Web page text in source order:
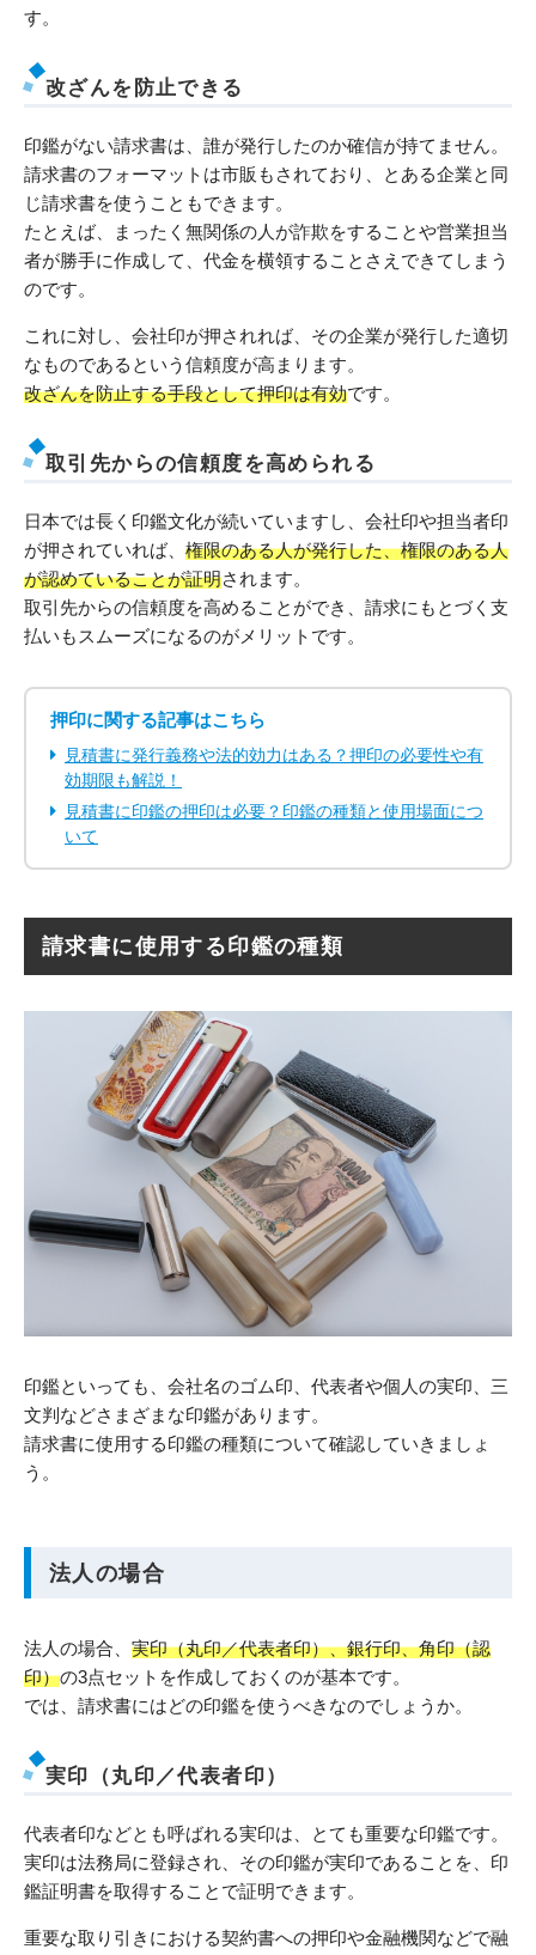
す。
改ざんを防止できる
印鑑がない請求書は、誰が発行したのか確信が持てません。
請求書のフォーマットは市販もされており、とある企業と同
じ請求書を使うこともできます。
たとえば、まったく無関係の人が詐欺をすることや営業担当
者が勝手に作成して、代金を横領することさえできてしまう
のです。
これに対し、会社印が押されれば、その企業が発行した適切
なものであるという信頼度が高まります。
改ざんを防止する手段として押印は有効です。
取引先からの信頼度を高められる
日本では長く印鑑文化が続いていますし、会社印や担当者印
が押されていれば、 権限のある人が発行した、権限のある人
が認めていることが証明されます。
取引先からの信頼度を高めることができ、請求にもとづく支
払いもスムーズになるのがメリットです。
押印に関する記事はこちら
見積書に発行義務や法的効力はある？押印の必要性や有
効期限も解説！
見積書に印鑑の押印は必要？印鑑の種類と使用場面につ
いて
請求書に使用する印鑑の種類
印鑑といっても、会社名のゴム印、代表者や個人の実印、三
文判などさまざまな印鑑があります。
請求書に使用する印鑑の種類について確認していきましょ
う。
法人の場合
法人の場合、 実印（丸印／代表者印）、銀行印、角印（認
印）の3点セットを作成しておくのが基本です。
では、請求書にはどの印鑑を使うべきなのでしょうか。
実印（丸印／代表者印）
代表者印などとも呼ばれる実印は、とても重要な印鑑です。
実印は法務局に登録され、その印鑑が実印であることを、印
鑑証明書を取得することで証明できます。
重要な取り引きにおける契約書への押印や金融機関などで融